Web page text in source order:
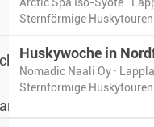
Sternförmige Huskytouren
Huskywoche in
Nomadic Naali Oy ·
Sternförmige Huskytouren